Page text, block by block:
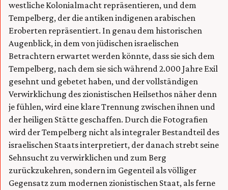
westliche Kolonialmacht repräsentieren, und dem
Tempelberg, der die antiken indigenen arabischen
Eroberten repräsentiert. In genau dem historischen
Augenblick, in dem von jüdischen israelischen
Betrachtern erwartet werden könnte, dass sie sich dem
Tempelberg, nach dem sie sich während 2.000 Jahre Exil
gesehnt und gebetet haben, und der vollständigen
Verwirklichung des zionistischen Heilsethos näher denn
je fühlen, wird eine klare Trennung zwischen ihnen und
der heiligen Stätte geschaffen. Durch die Fotografien
wird der Tempelberg nicht als integraler Bestandteil des
israelischen Staats interpretiert, der danach strebt seine
Sehnsucht zu verwirklichen und zum Berg
zurückzukehren, sondern im Gegenteil als völliger
Gegensatz zum modernen zionistischen Staat, als ferne